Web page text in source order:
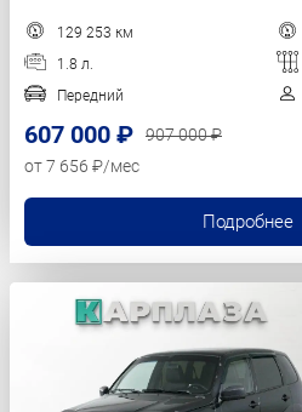
129 253 км
1.8 л.
Передний
607 000 ₽
907 000 ₽
от 7 656 ₽/мес
Подробнее